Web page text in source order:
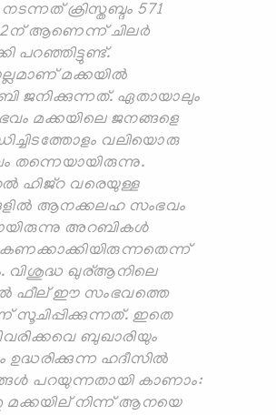
ക്രിസ്തബ്ദം 571
2ന് ആണെന്ന് ചിലര്‍
പറഞ്ഞിട്ടുണ്ട്.
മക്കയില്‍
ജനിക്കുന്നത്. ഏതായാലും
മക്കയിലെ ജനങ്ങളെ
വലിയൊരു
തന്നെയായിരുന്നു.
ഹിജ്റ വരെയുള്ള
ആനക്കലഹ സംഭവം
അറബികള്‍
വിശുദ്ധ ഖുര്ആനിലെ
ഫീല് ഈ സംഭവത്തെ
സൂചിപ്പിക്കുന്നത്. ഇതെ
ബുഖാരിയും
ഉദ്ധരിക്കുന്ന ഹദീസില്‍
പറയുന്നതായി കാണാം:
മക്കയില് നിന്ന് ആനയെ